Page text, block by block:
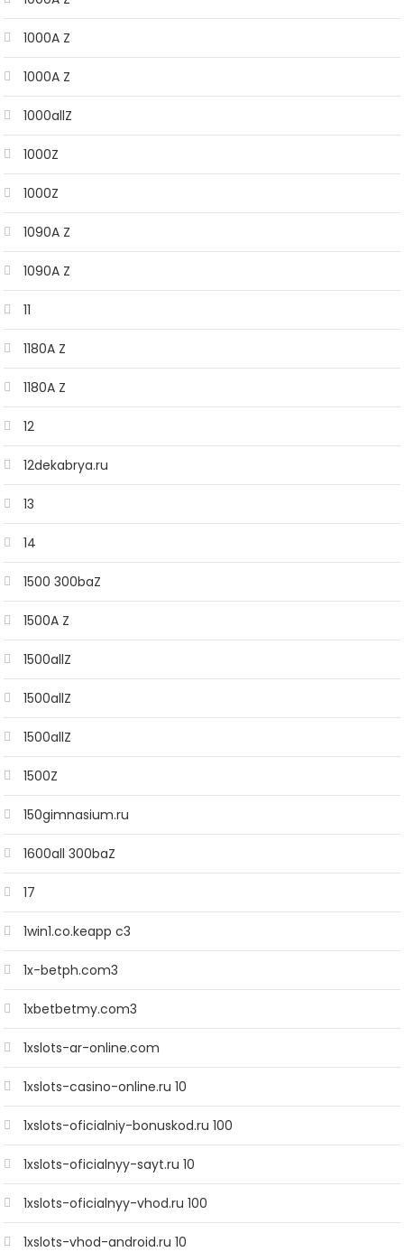
1000A Z
1000A Z
1000allZ
1000Z
1000Z
1090A Z
1090A Z
11
1180A Z
1180A Z
12
12dekabrya.ru
13
14
1500 300baZ
1500A Z
1500allZ
1500allZ
1500allZ
1500Z
150gimnasium.ru
1600all 300baZ
17
1win1.co.keapp c3
1x-betph.com3
1xbetbetmy.com3
1xslots-ar-online.com
1xslots-casino-online.ru 10
1xslots-oficialniy-bonuskod.ru 100
1xslots-oficialnyy-sayt.ru 10
1xslots-oficialnyy-vhod.ru 100
1xslots-vhod-android.ru 10